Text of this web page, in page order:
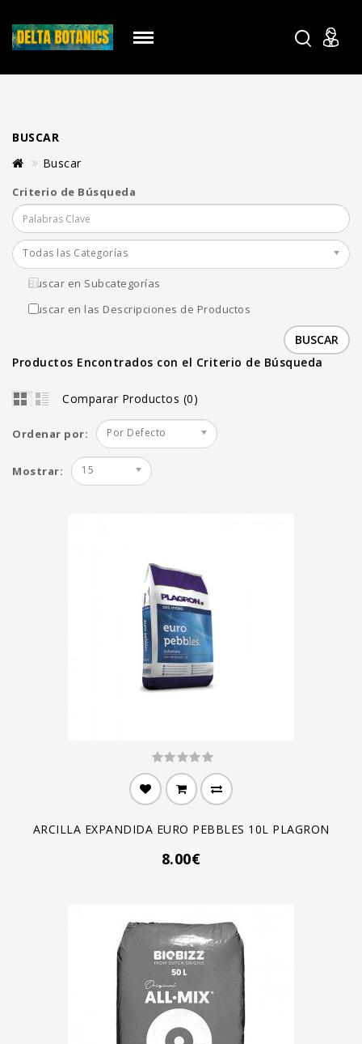
BUSCAR
Buscar
Criterio de Búsqueda
Todas las Categorías
Buscar en Subcategorías
Buscar en las Descripciones de Productos
Productos Encontrados con el Criterio de Búsqueda
Comparar Productos (0)
Ordenar por: Por Defecto
Mostrar: 15
ARCILLA EXPANDIDA EURO PEBBLES 10L PLAGRON
8.00€